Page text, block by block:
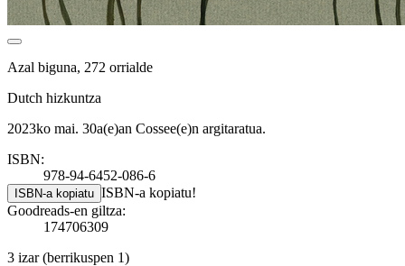
Azal biguna, 272 orrialde
Dutch hizkuntza
2023ko mai. 30a(e)an Cossee(e)n argitaratua.
ISBN:
978-94-6452-086-6
ISBN-a kopiatu ISBN-a kopiatu!
Goodreads-en giltza:
174706309
3 izar(berrikuspen 1)